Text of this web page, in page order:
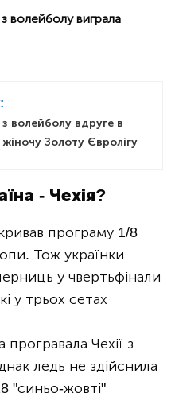
волейболу виграла
з волейболу вдруге в
жіночу Золоту Євролігу
- Чехія?
програму 1/8
Тож українки
у чвертьфінали
у трьох сетах
Чехії з
ледь не здійснила
"синьо-жовті"